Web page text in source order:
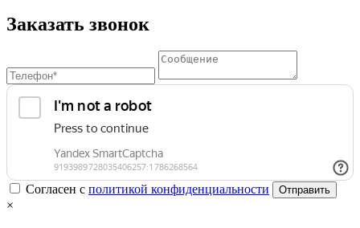
Заказать звонок
Согласен с политикой конфиденциальности Отправить
×